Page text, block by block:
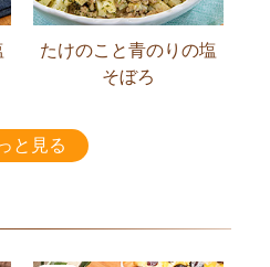
たけのこと青のりの塩
そぼろ
と見る